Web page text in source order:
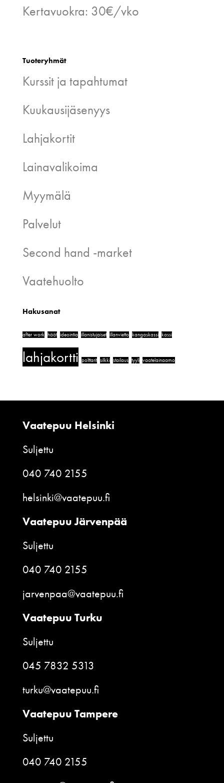
Kertavuokra: 30€/vko
Tuoteryhmät
Kurssit ja tapahtumat
Kuukausijäsenyys
Lahjakortit
Lainavalikoima
Myymälä
Palvelut
Second hand -market
Vaatehuolto
Hakusanat
after work häät ideointia illanistujaiset illanvietto kangaskassi kassi
lahjakortti polttarit silkki stailaus tyyli vaatelainaamo
Vaatepuu Helsinki
Suljettu
040 740 2155
helsinki@vaatepuu.fi
Vaatepuu Järvenpää
Suljettu
040 740 2155
jarvenpaa@vaatepuu.fi
Vaatepuu Turku
Suljettu
045 7832 5313
turku@vaatepuu.fi
Vaatepuu Tampere
Suljettu
040 740 2155